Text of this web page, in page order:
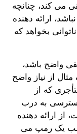
می کند، چنانچه
ارائه دهنده
بخواهد که
واضح باشد،
مثال از نیاز واضح
که از
به درب
از ارائه دهنده
یک رمپ می